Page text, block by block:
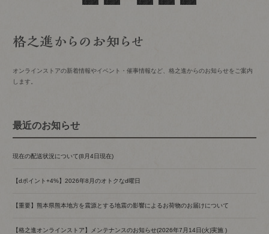
オンラインストアの新着情報やイベント・催事情報など、格之進からのお知らせをご案内
します。
最近のお知らせ
現在の配送状況について(8月4日現在)
【dポイント+4%】2026年8月のオトクなd曜日
【重要】熊本県熊本地方を震源とする地震の影響によるお荷物のお届けについて
【格之進オンラインストア】メンテナンスのお知らせ(2026年7月14日(火)実施 )